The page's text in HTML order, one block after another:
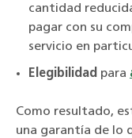
cantidad
pagar con su
servicio en
Elegibilidad para
Como resultado,
una garantía de lo